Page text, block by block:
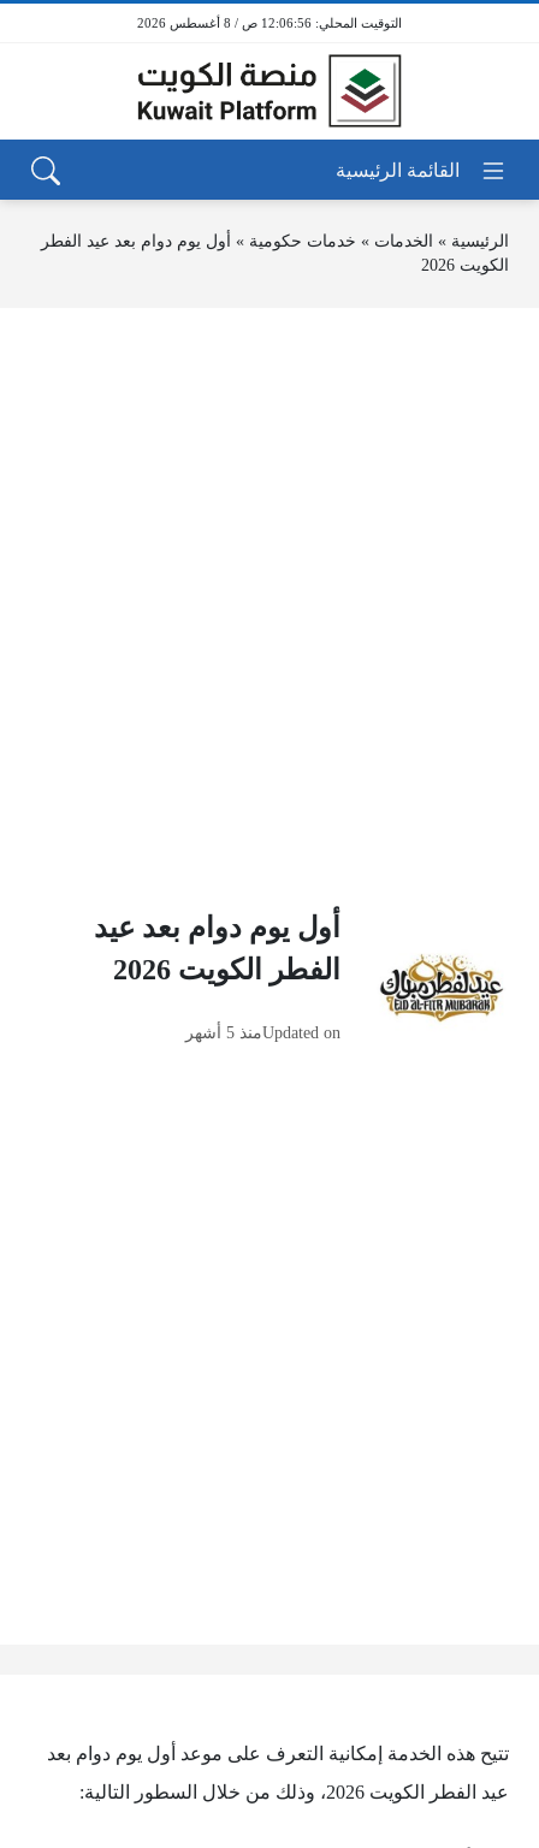
12:06:56 ص / 8 أغسطس 2026
الرئيسية » الخدمات » خدمات حكومية » أول يوم دوام بعد عيد الفطر
الكويت 2026
أول يوم دوام بعد عيد
الفطر الكويت 2026
Updated onمنذ 5 أشهر
تتيح هذه الخدمة إمكانية التعرف على موعد أول يوم دوام بعد
عيد الفطر الكويت 2026، وذلك من خلال السطور التالية: